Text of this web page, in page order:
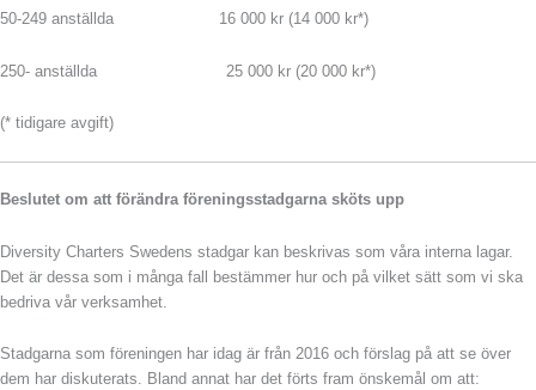
50-249 anställda 16 000 kr (14 000 kr*)
250- anställda 25 000 kr (20 000 kr*)
(* tidigare avgift)
Beslutet om att förändra föreningsstadgarna sköts upp
Diversity Charters Swedens stadgar kan beskrivas som våra interna lagar.
Det är dessa som i många fall bestämmer hur och på vilket sätt som vi ska
bedriva vår verksamhet.
Stadgarna som föreningen har idag är från 2016 och förslag på att se över
dem har diskuterats. Bland annat har det förts fram önskemål om att: